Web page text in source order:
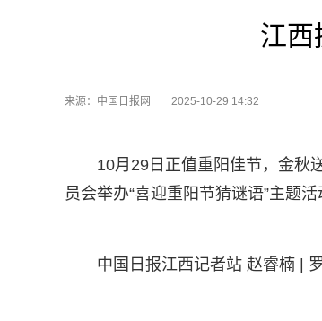
江西
来源：中国日报网 2025-10-29 14:32
10月29日正值重阳佳节，金秋
员会举办“喜迎重阳节猜谜语”主题
中国日报江西记者站 赵睿楠 |